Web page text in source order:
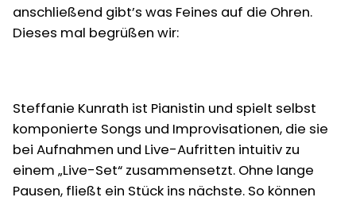
anschließend gibt’s was Feines auf die Ohren.
Dieses mal begrüßen wir:
Steffanie Kunrath ist Pianistin und spielt selbst
komponierte Songs und Improvisationen, die sie
bei Aufnahmen und Live-Aufritten intuitiv zu
einem „Live-Set“ zusammensetzt. Ohne lange
Pausen, fließt ein Stück ins nächste. So können